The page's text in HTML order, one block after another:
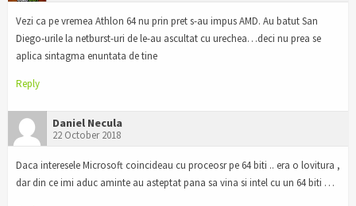
Vezi ca pe vremea Athlon 64 nu prin pret s-au impus AMD. Au batut San
Diego-urile la netburst-uri de le-au ascultat cu urechea…deci nu prea se
aplica sintagma enuntata de tine
Reply
Daniel Necula
22 October 2018
Daca interesele Microsoft coincideau cu proceosr pe 64 biti .. era o lovitura ,
dar din ce imi aduc aminte au asteptat pana sa vina si intel cu un 64 biti …